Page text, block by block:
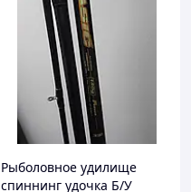
Рыболовное удилище
спиннинг удочка Б/У